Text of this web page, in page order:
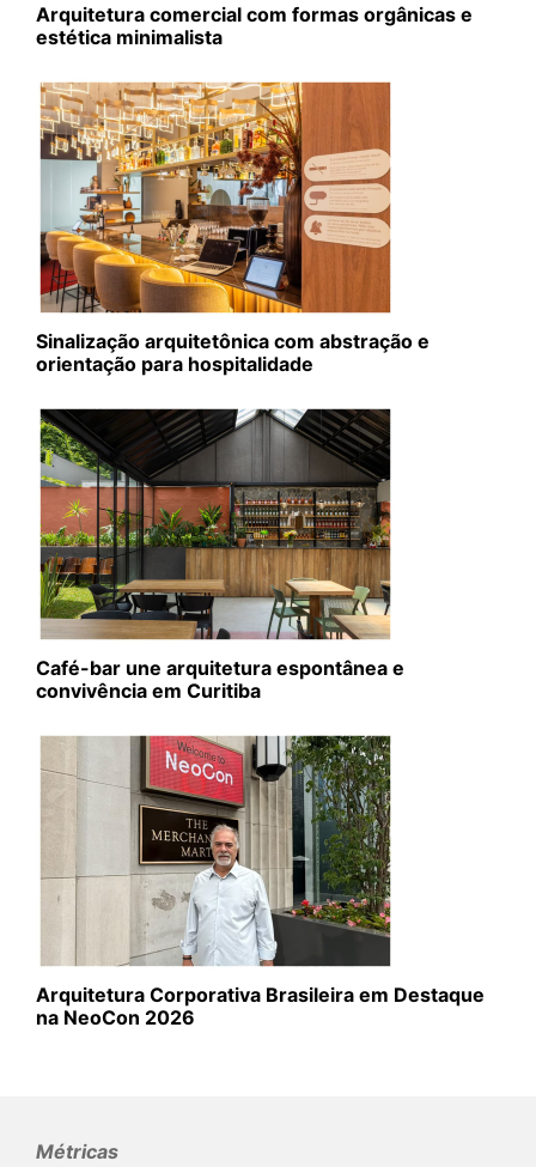
Arquitetura comercial com formas orgânicas e
estética minimalista
Sinalização arquitetônica com abstração e
orientação para hospitalidade
Café-bar une arquitetura espontânea e
convivência em Curitiba
Arquitetura Corporativa Brasileira em Destaque
na NeoCon 2026
Métricas